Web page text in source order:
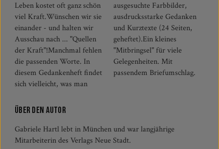
Leben kostet oft ganz schön
viel Kraft.Wünschen wir sie
einander - und halten wir
Ausschau nach ... "Quellen
der Kraft"!Manchmal fehlen
die passenden Worte. In
diesem Gedankenheft findet
sich vielleicht, was man
ausgesuchte Farbbilder,
ausdrucksstarke Gedanken
und Kurztexte (24 Seiten,
geheftet).Ein kleines
"Mitbringsel" für viele
Gelegenheiten. Mit
passendem Briefumschlag.
Über den Autor
Gabriele Hartl lebt in München und war langjährige
Mitarbeiterin des Verlags Neue Stadt.